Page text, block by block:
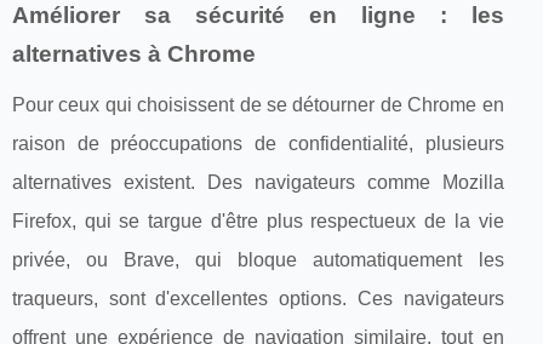
Améliorer sa sécurité en ligne : les
alternatives à Chrome
Pour ceux qui choisissent de se détourner de Chrome en
raison de préoccupations de confidentialité, plusieurs
alternatives existent. Des navigateurs comme Mozilla
Firefox, qui se targue d'être plus respectueux de la vie
privée, ou Brave, qui bloque automatiquement les
traqueurs, sont d'excellentes options. Ces navigateurs
offrent une expérience de navigation similaire, tout en